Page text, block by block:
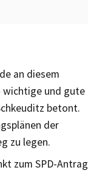
an diesem
wichtige und gute
betont.
der
zu legen.
zum SPD-Antrag